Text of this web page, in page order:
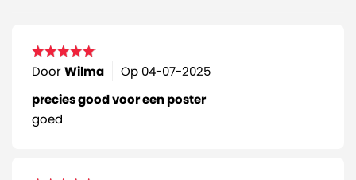
DoorWilma Op 04-07-2025
precies good voor een poster
goed